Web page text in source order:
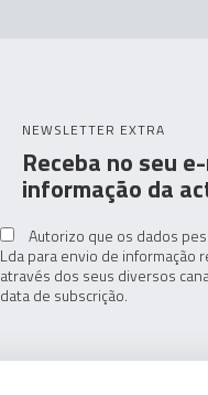
NEWSLETTER EXTRA
Receba no seu
informação da
Autorizo que os dados
Lda para envio de informação
através dos seus diversos
data de subscrição.